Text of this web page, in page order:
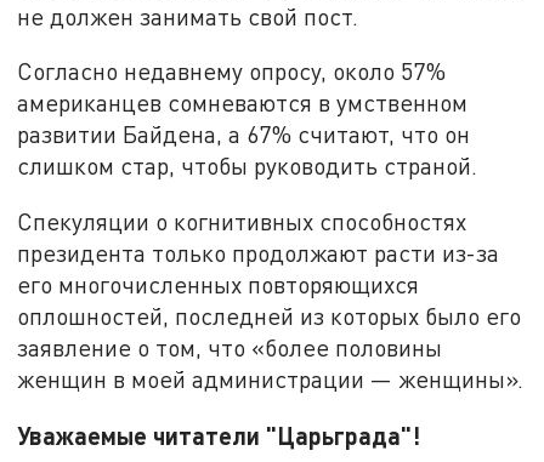
не должен занимать свой пост.
Согласно недавнему опросу, около 57%
американцев сомневаются в умственном
развитии Байдена, а 67% считают, что он
слишком стар, чтобы руководить страной.
Спекуляции о когнитивных способностях
президента только продолжают расти из-за
его многочисленных повторяющихся
оплошностей, последней из которых было его
заявление о том, что «более половины
женщин в моей администрации — женщины».
Уважаемые читатели "Царьграда"!